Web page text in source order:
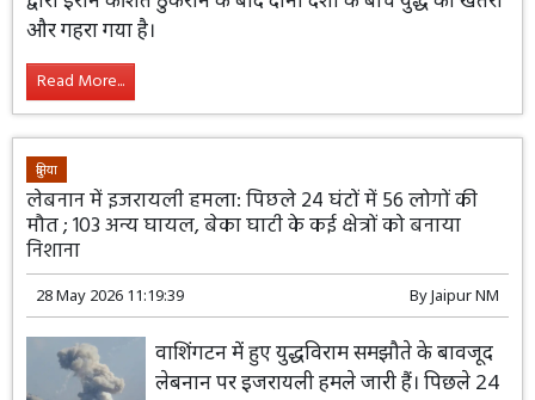
और गहरा गया है।
Read More...
दुनिया
लेबनान में इजरायली हमला: पिछले 24 घंटों में 56 लोगों की
मौत ; 103 अन्य घायल, बेका घाटी के कई क्षेत्रों को बनाया
निशाना
28 May 2026 11:19:39 ByJaipur NM
वाशिंगटन में हुए युद्धविराम समझौते के बावजूद
लेबनान पर इजरायली हमले जारी हैं। पिछले 24